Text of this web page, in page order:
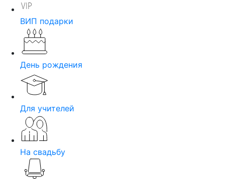
ВИП подарки
День рождения
Для учителей
На свадьбу